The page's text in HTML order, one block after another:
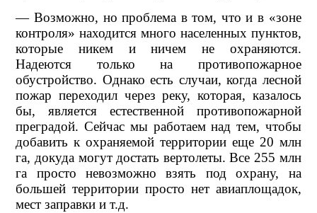
— Возможно, но проблема в том, что и в «зоне
контроля» находится много населенных пунктов,
которые никем и ничем не охраняются.
Надеются только на противопожарное
обустройство. Однако есть случаи, когда лесной
пожар переходил через реку, которая, казалось
бы, является естественной противопожарной
преградой. Сейчас мы работаем над тем, чтобы
добавить к охраняемой территории еще 20 млн
га, докуда могут достать вертолеты. Все 255 млн
га просто невозможно взять под охрану, на
большей территории просто нет авиаплощадок,
мест заправки и т.д.